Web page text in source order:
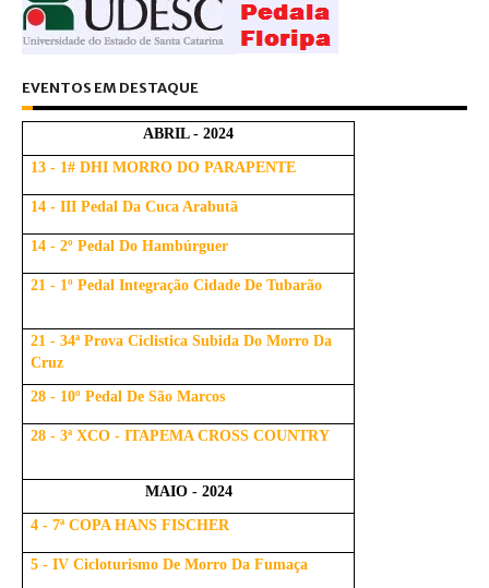
EVENTOS EM DESTAQUE
ABRIL - 2024
13 - 1# DHI MORRO DO PARAPENTE
14 - III Pedal Da Cuca Arabutã
14 - 2º Pedal Do Hambúrguer
21 - 1º Pedal Integração Cidade De Tubarão
21 - 34ª Prova Ciclistica Subida Do Morro Da
Cruz
28 - 10º Pedal De São Marcos
28 - 3ª XCO - ITAPEMA CROSS COUNTRY
MAIO - 2024
4 - 7ª COPA HANS FISCHER
5 - IV Cicloturismo De Morro Da Fumaça